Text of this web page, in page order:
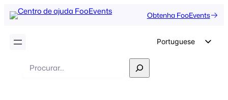
Obtenha FooEvents
Portuguese
Pesquisar